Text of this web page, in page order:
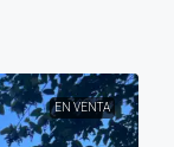
EN VENTA